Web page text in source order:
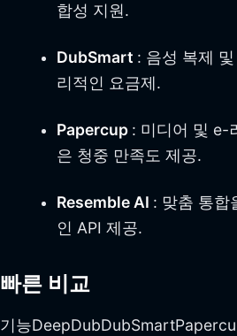
합성 지원.
DubSmart : 음성 복제
리적인 요금제.
Papercup : 미디어 및 e-
은 청중 만족도 제공.
Resemble AI : 맞춤 통합
인 API 제공.
빠른 비교
기능